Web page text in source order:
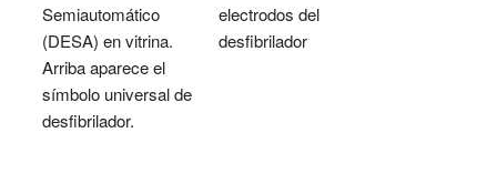
Semiautomático
(DESA) en vitrina.
Arriba aparece el
símbolo universal de
desfibrilador.
electrodos del
desfibrilador